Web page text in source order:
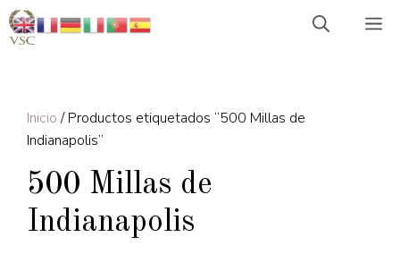
Saltar
Inicio/ Productos etiquetados “500 Millas de
Indianapolis”
500 Millas de
Indianapolis